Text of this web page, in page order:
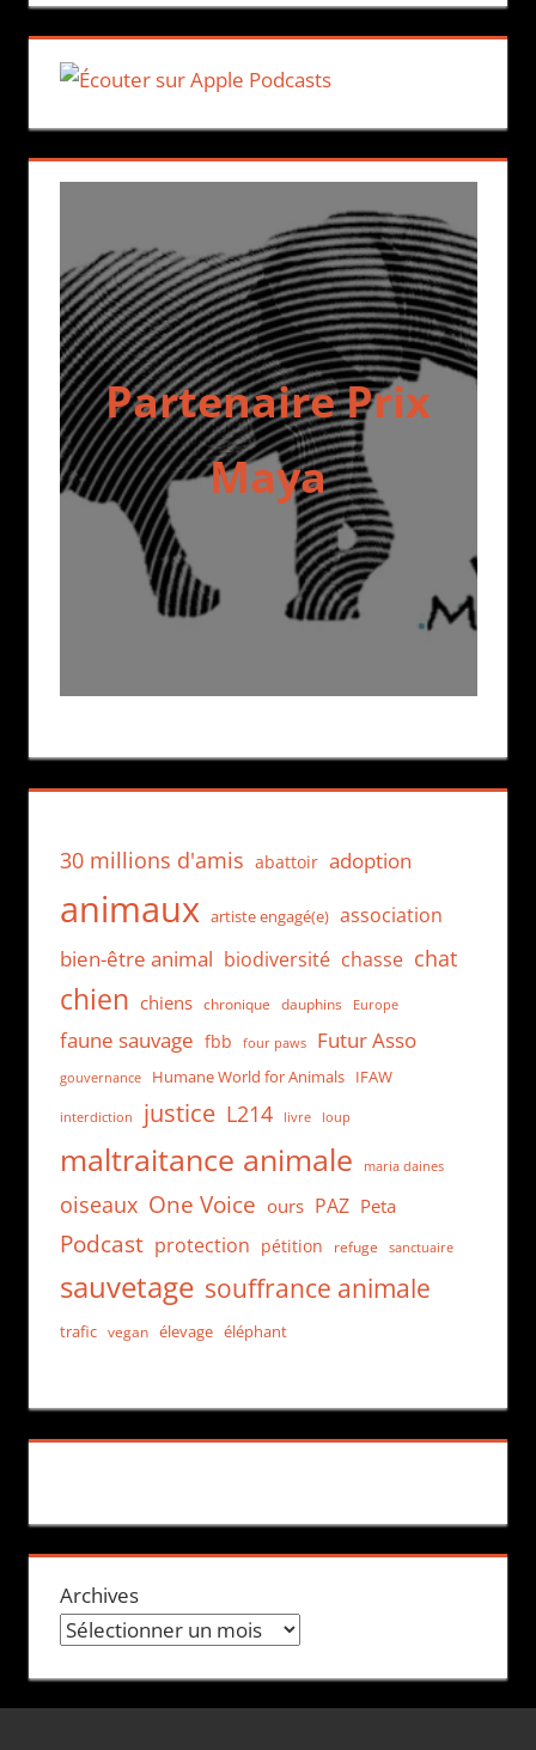
Partenaire Prix
Maya
30 millions d'amis abattoir adoption
animaux artiste engagé(e) association
bien-être animal biodiversité chasse chat
chien chiens chronique dauphins Europe
faune sauvage fbb four paws Futur Asso
gouvernance Humane World for Animals IFAW
interdiction justice L214 livre loup
maltraitance animale maria daines
oiseaux One Voice ours PAZ Peta
Podcast protection pétition refuge sanctuaire
sauvetage souffrance animale
trafic vegan élevage éléphant
Archives